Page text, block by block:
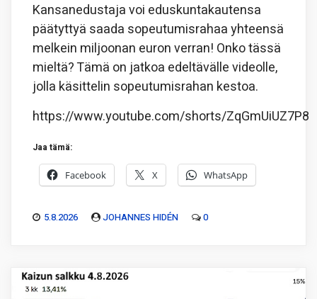
Kansanedustaja voi eduskuntakautensa
päätyttyä saada sopeutumisrahaa yhteensä
melkein miljoonan euron verran! Onko tässä
mieltä? Tämä on jatkoa edeltävälle videolle,
jolla käsittelin sopeutumisrahan kestoa.
https://www.youtube.com/shorts/ZqGmUiUZ7P8
Jaa tämä:
Facebook X WhatsApp
5.8.2026 JOHANNES HIDÉN 0